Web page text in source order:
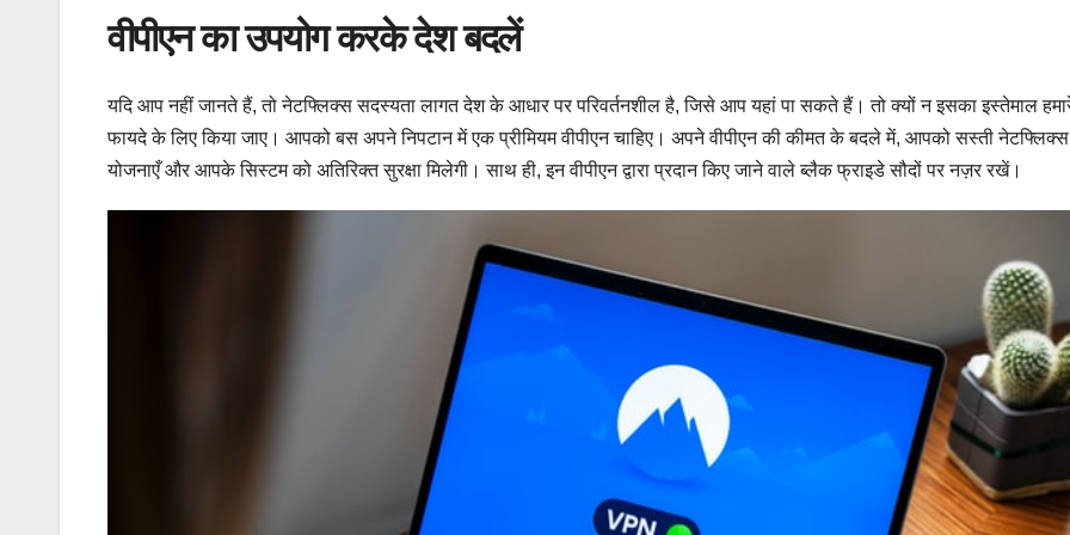
वीपीएन का उपयोग करके देश बदलें
यदि आप नहीं जानते हैं, तो नेटफ्लिक्स सदस्यता लागत देश के आधार पर परिवर्तनशील है, जिसे आप यहां पा सकते हैं। तो क्यों न इसका इस्तेमाल
फायदे के लिए किया जाए। आपको बस अपने निपटान में एक प्रीमियम वीपीएन चाहिए। अपने वीपीएन की कीमत के बदले में, आपको सस्ती नेटफ्लिक्स
योजनाएँ और आपके सिस्टम को अतिरिक्त सुरक्षा मिलेगी। साथ ही, इन वीपीएन द्वारा प्रदान किए जाने वाले ब्लैक फ्राइडे सौदों पर नज़र रखें।